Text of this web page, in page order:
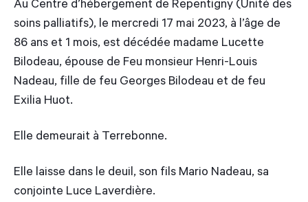
Au Centre d’hébergement de Repentigny (Unité des
soins palliatifs), le mercredi 17 mai 2023, à l’âge de
86 ans et 1 mois, est décédée madame Lucette
Bilodeau, épouse de Feu monsieur Henri-Louis
Nadeau, fille de feu Georges Bilodeau et de feu
Exilia Huot.
Elle demeurait à Terrebonne.
Elle laisse dans le deuil, son fils Mario Nadeau, sa
conjointe Luce Laverdière.